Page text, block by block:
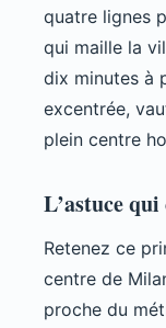
quatre lignes
qui maille la
dix minutes à
excentrée,
plein centre
L’astuce
Retenez ce
centre de
proche du